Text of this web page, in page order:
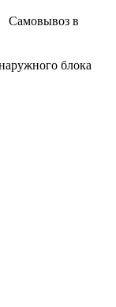
Самовывоз в
блока